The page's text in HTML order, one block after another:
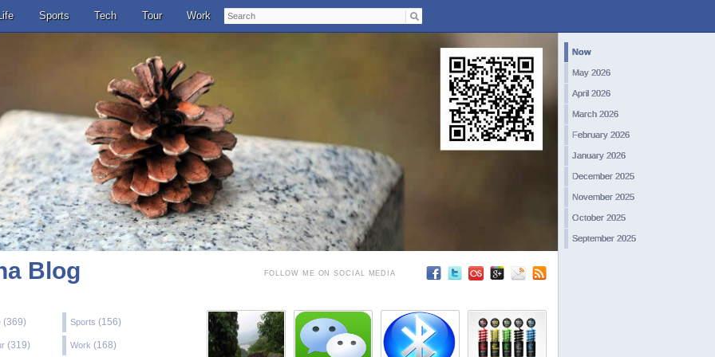
Sports Tech Tour Work
Now
May 2026
April 2026
March 2026
February 2026
January 2026
December 2025
November 2025
October 2025
September 2025
Search
Blog
(369) Sports (156)
(319) Work (168)
FOLLOW ME ON SOCIAL MEDIA